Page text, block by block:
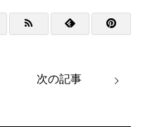
次の記事